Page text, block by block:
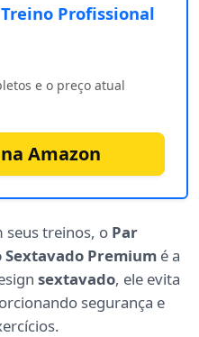
Profissional
e o preço atual
Amazon
seus treinos, o Par
Sextavado Premium é a
sextavado, ele evita
segurança e